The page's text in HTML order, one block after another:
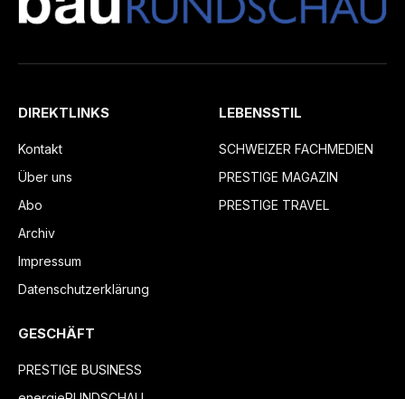
DIREKTLINKS
Kontakt
Über uns
Abo
Archiv
Impressum
Datenschutzerklärung
LEBENSSTIL
SCHWEIZER FACHMEDIEN
PRESTIGE MAGAZIN
PRESTIGE TRAVEL
GESCHÄFT
PRESTIGE BUSINESS